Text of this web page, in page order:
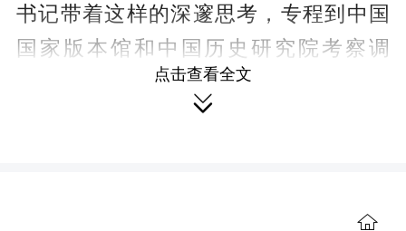
书记带着这样的深邃思考，专程到中国
国家版本馆和中国历史研究院考察调
研、出席文化传承发展座谈会并发表重
要讲话。在讲话中，习近平总书记深刻
点击查看全文
